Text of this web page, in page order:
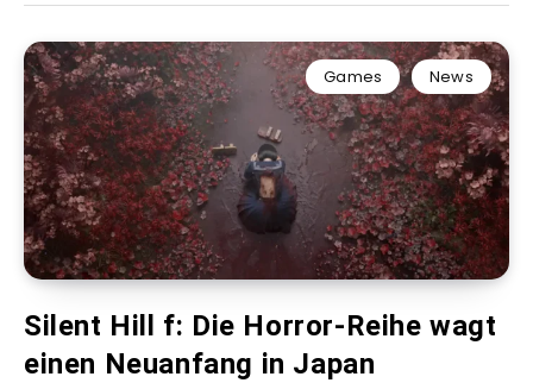
Games News
Silent Hill f: Die Horror-Reihe wagt
einen Neuanfang in Japan